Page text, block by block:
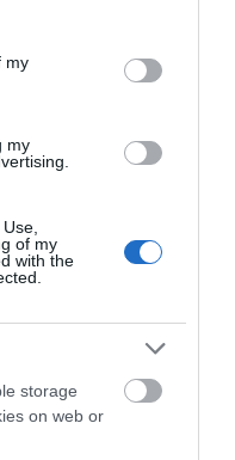
its third-party tags to
in below Google
my
my
of my
with the
storage
on web or